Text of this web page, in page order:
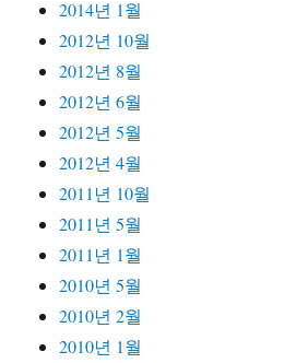
2014년 1월
2012년 10월
2012년 8월
2012년 6월
2012년 5월
2012년 4월
2011년 10월
2011년 5월
2011년 1월
2010년 5월
2010년 2월
2010년 1월